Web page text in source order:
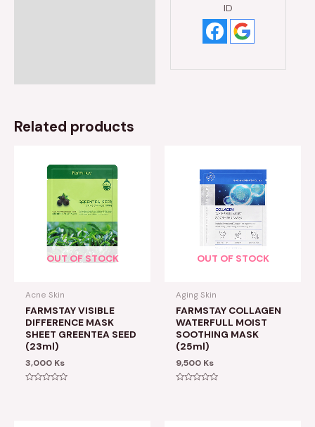
ID
Related products
OUT OF STOCK
Acne Skin
FARMSTAY VISIBLE
DIFFERENCE MASK
SHEET GREENTEA SEED
(23ml)
3,000 Ks
OUT OF STOCK
Aging Skin
FARMSTAY COLLAGEN
WATERFULL MOIST
SOOTHING MASK
(25ml)
9,500 Ks